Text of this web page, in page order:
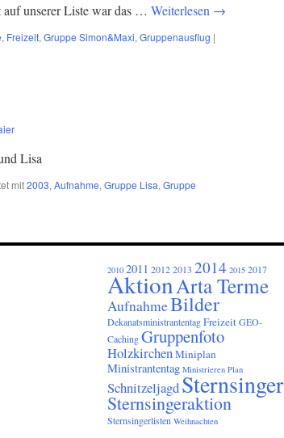
auf unserer Liste war das … Weiterlesen →
, Freizeit, Gruppe Simon&Maxi, Gruppenausflug |
Lisa
mit2003, Aufnahme, Gruppe Lisa, Gruppe
2010 2011 20122013 2014 2015 2017
AktionArta Terme
AufnahmeBilder
DekanatsministrantentagFreizeitGEO-
CachingGruppenfoto
HolzkirchenMiniplan
Ministrantentag Ministrieren Plan
SchnitzeljagdSternsinger
Sternsingeraktion
Sternsingerlisten Weihnachten